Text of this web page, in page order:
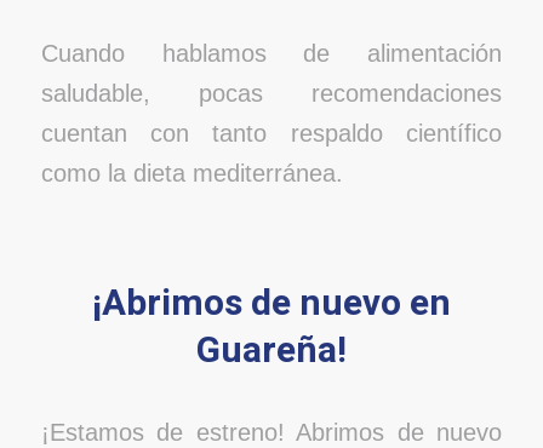
Cuando hablamos de alimentación
saludable, pocas recomendaciones
cuentan con tanto respaldo científico
como la dieta mediterránea.
¡Abrimos de nuevo en
Guareña!
¡Estamos de estreno! Abrimos de nuevo